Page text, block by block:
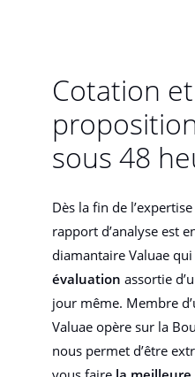
Cotation et
sous 48
Dès la fin de
rapport d’analyse est
diamantaire Valuae
évaluation assortie
jour même. Membre
Valuae opère sur la
nous permet d’être